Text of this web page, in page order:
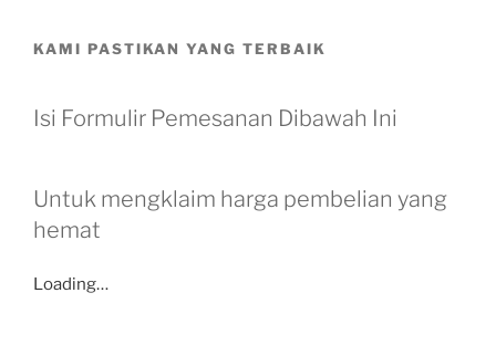
KAMI PASTIKAN YANG TERBAIK
Isi Formulir Pemesanan Dibawah Ini
Untuk mengklaim harga pembelian yang
hemat
Loading…